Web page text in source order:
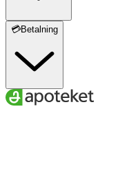
💳Betalning